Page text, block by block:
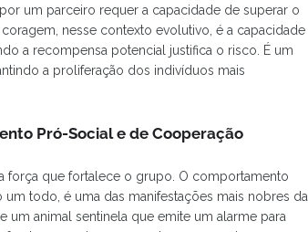
um parceiro requer a capacidade de superar o
nesse contexto evolutivo, é a capacidade
a recompensa potencial justifica o risco. É um
a proliferação dos indivíduos mais
Pró-Social e de Cooperação
força que fortalece o grupo. O comportamento
todo, é uma das manifestações mais nobres da
animal sentinela que emite um alarme para